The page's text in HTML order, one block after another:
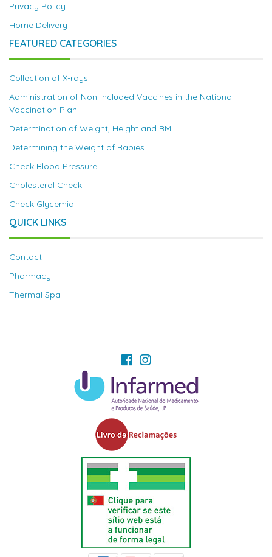
Privacy Policy
Home Delivery
FEATURED CATEGORIES
Collection of X-rays
Administration of Non-Included Vaccines in the National
Vaccination Plan
Determination of Weight, Height and BMI
Determining the Weight of Babies
Check Blood Pressure
Cholesterol Check
Check Glycemia
QUICK LINKS
Contact
Pharmacy
Thermal Spa